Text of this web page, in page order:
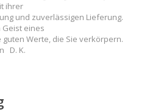
ihrer
und zuverlässigen Lieferung.
eines
Werte, die Sie verkörpern.
D. K.